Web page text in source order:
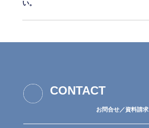
い。
CONTACT
お問合せ／資料請求